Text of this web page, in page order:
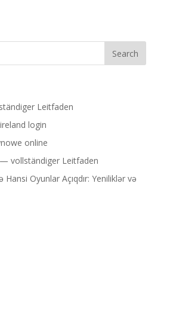
Leitfaden
login
online
vollständiger Leitfaden
Hansi Oyunlar Açıqdır: Yeniliklər və